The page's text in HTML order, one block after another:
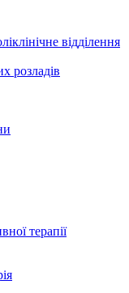
відділення
розладів
терапії